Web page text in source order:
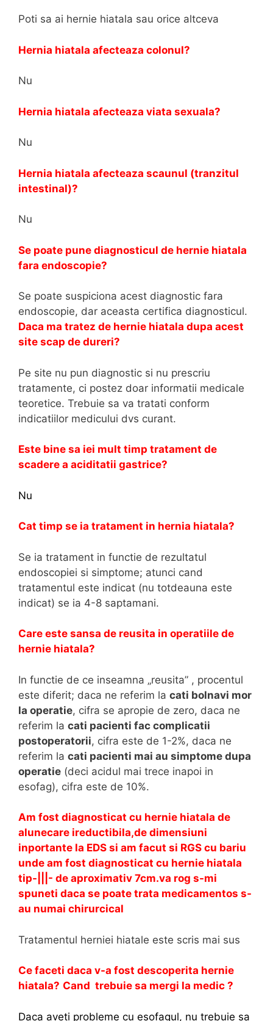
Poti sa ai hernie hiatala sau orice altceva
Hernia hiatala afecteaza colonul?
Nu
Hernia hiatala afecteaza viata sexuala?
Nu
Hernia hiatala afecteaza scaunul (tranzitul
intestinal)?
Nu
Se poate pune diagnosticul de hernie hiatala
fara endoscopie?
Se poate suspiciona acest diagnostic fara
endoscopie, dar aceasta certifica diagnosticul.
Daca ma tratez de hernie hiatala dupa acest
site scap de dureri?
Pe site nu pun diagnostic si nu prescriu
tratamente, ci postez doar informatii medicale
teoretice. Trebuie sa va tratati conform
indicatiilor medicului dvs curant.
Este bine sa iei mult timp tratament de
scadere a aciditatii gastrice?
Nu
Cat timp se ia tratament in hernia hiatala?
Se ia tratament in functie de rezultatul
endoscopiei si simptome; atunci cand
tratamentul este indicat (nu totdeauna este
indicat) se ia 4-8 saptamani.
Care este sansa de reusita in operatiile de
hernie hiatala?
In functie de ce inseamna „reusita” , procentul
este diferit; daca ne referim la cati bolnavi mor
la operatie, cifra se apropie de zero, daca ne
referim la cati pacienti fac complicatii
postoperatorii, cifra este de 1-2%, daca ne
referim la cati pacienti mai au simptome dupa
operatie (deci acidul mai trece inapoi in
esofag), cifra este de 10%.
Am fost diagnosticat cu hernie hiatala de
alunecare ireductibila,de dimensiuni
inportante la EDS si am facut si RGS cu bariu
unde am fost diagnosticat cu hernie hiatala
tip-|||- de aproximativ 7cm.va rog s-mi
spuneti daca se poate trata medicamentos s-
au numai chirurcical
Tratamentul herniei hiatale este scris mai sus
Ce faceti daca v-a fost descoperita hernie
hiatala? Cand trebuie sa mergi la medic ?
Daca aveti probleme cu esofagul, nu trebuie sa